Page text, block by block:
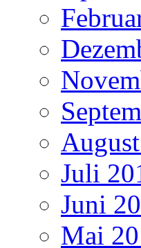
Juli
Juni
Mai